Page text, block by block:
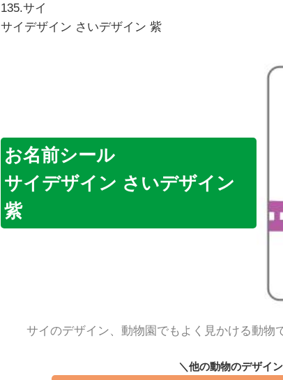
135.サイ
サイデザイン さいデザイン 紫
お名前シール
サイデザイン さいデザイン
紫
サイのデザイン、動物園でもよく見かける動物
＼他の動物のデザイ